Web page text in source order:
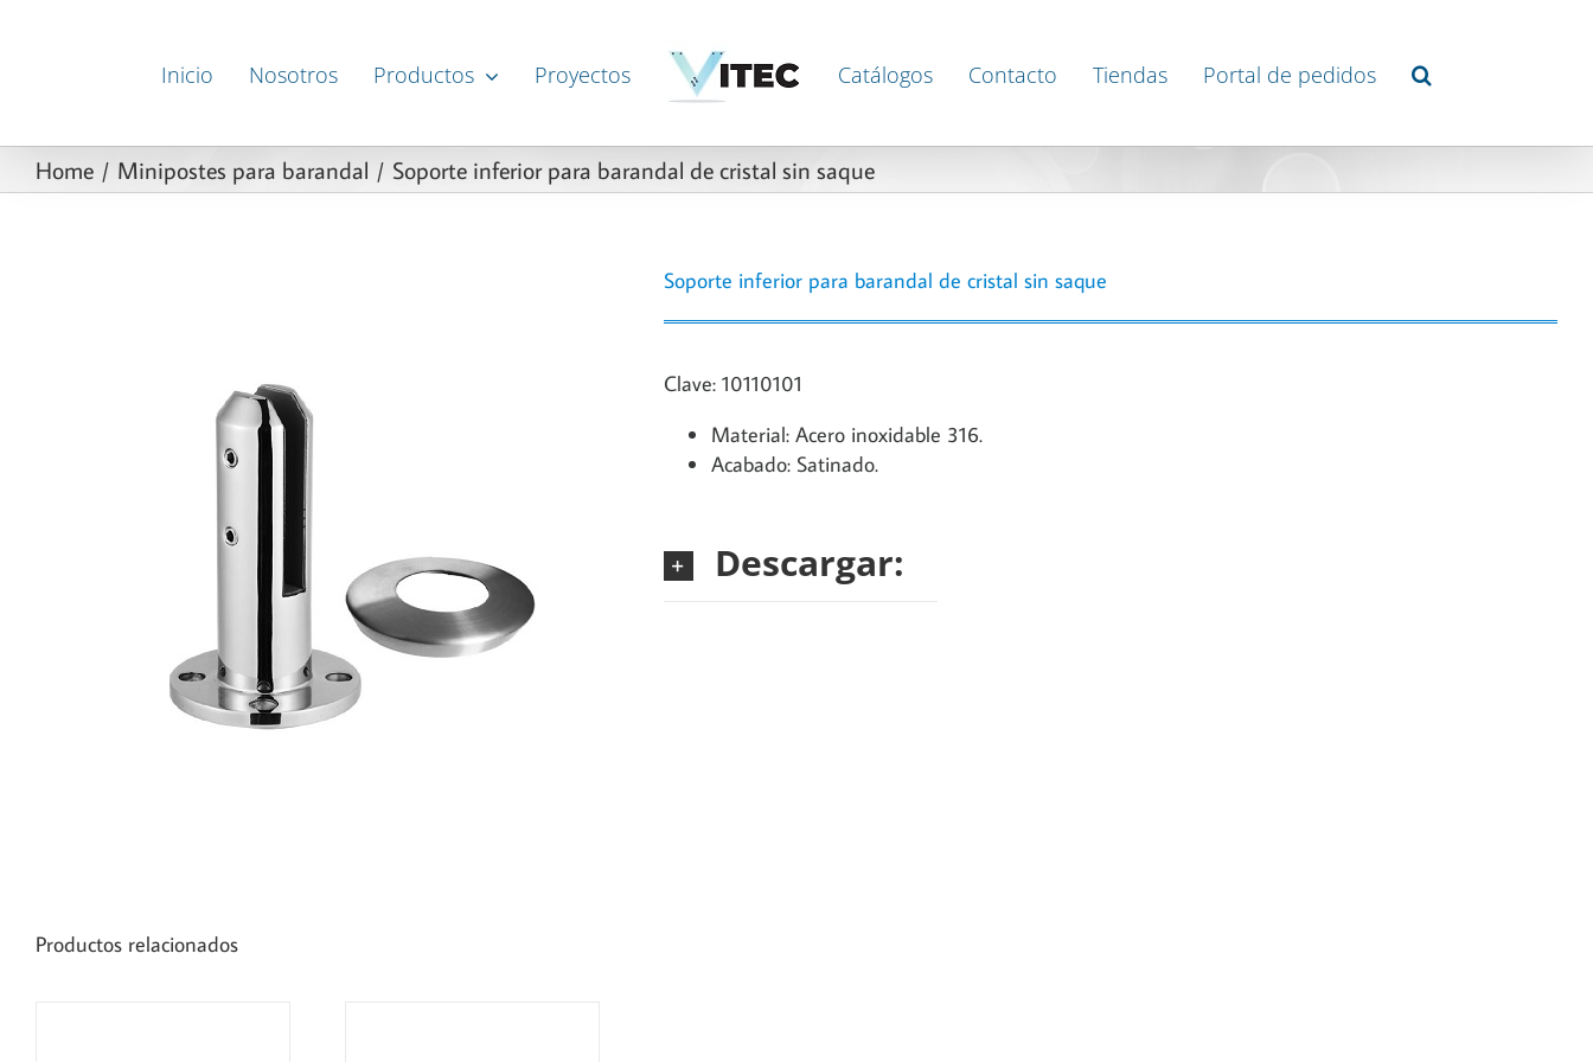
Inicio Nosotros Productos Proyectos Catálogos Contacto Tiendas Portal de pedidos
Home Minipostes para barandal Soporte inferior para barandal de cristal sin saque
Soporte inferior para barandal de cristal sin saque
Clave: 10110101
Material: Acero inoxidable 316.
Acabado: Satinado.
Descargar:
Productos relacionados